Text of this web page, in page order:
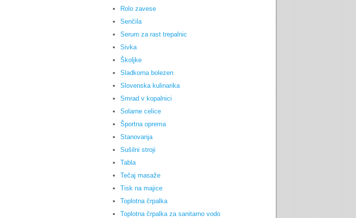
Rolo zavese
Senčila
Serum za rast trepalnic
Sivka
Školjke
Sladkorna bolezen
Slovenska kulinarika
Smrad v kopalnici
Solarne celice
Športna oprema
Stanovanja
Sušilni stroji
Tabla
Tečaj masaže
Tisk na majice
Toplotna črpalka
Toplotna črpalka za sanitarno vodo